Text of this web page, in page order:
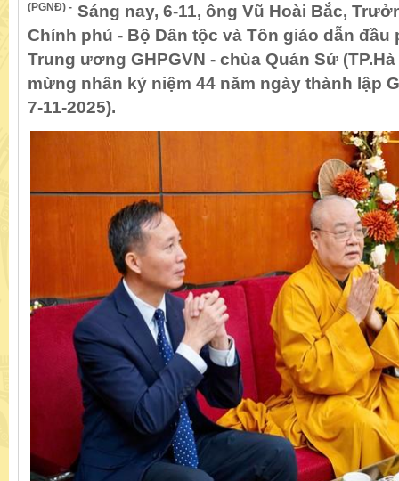
(PGNĐ) - Sáng nay, 6-11, ông Vũ Hoài Bắc,
Chính phủ - Bộ Dân tộc và Tôn giáo dẫn đầu
Trung ương GHPGVN - chùa Quán Sứ
mừng nhân kỷ niệm 44 năm ngày thành lập
7-11-2025).